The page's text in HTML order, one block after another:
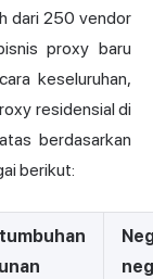
dari 250 vendor
proxy baru
keseluruhan,
residensial di
berdasarkan
berikut: